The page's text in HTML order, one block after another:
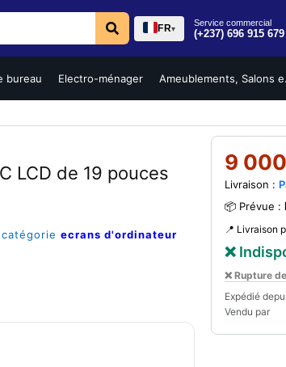
FR▾
Service commercial
(+237) 696 915
bureau Electro-ménager Ameublements, Salons
LCD de 19 pouces
ecrans d'ordinateur
9 000
Livraison :
📦 Prévue :
📍 Livraison
❌
❌ Rupture
Expédié
Vendu par